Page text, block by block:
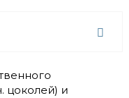
цоколей) и